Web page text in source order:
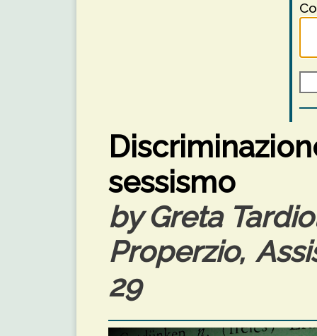
sessismo
by Greta
Properzio,
29